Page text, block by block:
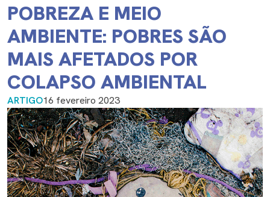
POBREZA E MEIO
AMBIENTE: POBRES SÃO
MAIS AFETADOS POR
COLAPSO AMBIENTAL
ARTIGO16 fevereiro 2023